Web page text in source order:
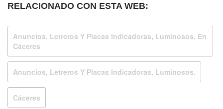
RELACIONADO CON ESTA WEB:
Anuncios, Letreros Y Placas Indicadoras, Luminosos. En
Cáceres
Anuncios, Letreros Y Placas Indicadoras, Luminosos.
Cáceres